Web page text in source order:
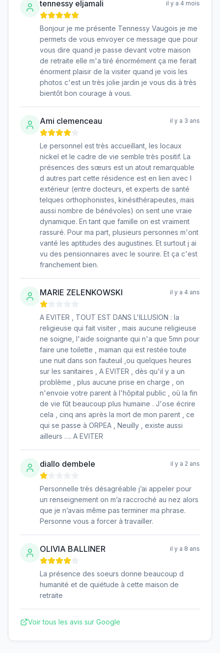
tennessy eljamali il y a 4 mois
Bonjour je me présente Tennessy Vaugois je me
permets de vous envoyer ce message que pour
vous dire quand je passe devant votre maison
de retraite elle m'a tiré énormément ça me ferait
énorment plaisir de la visiter quand je vois les
photos c'est un très jolie jardin je vous dis à très
bientôt bon courage à vous.
Ami clemenceau il y a 3 ans
Le personnel est très accueillant, les locaux
nickel et le cadre de vie semble très positif. La
présences des sœurs est un atout remarquable
d autres part cette résidence est en lien avec l
extérieur (entre docteurs, et experts de santé
telques orthophonistes, kinésithérapeutes, mais
aussi nombre de bénévoles) on sent une vraie
dynamique. En tant que famille on est vraiment
rassuré. Pour ma part, plusieurs personnes m'ont
vanté les aptitudes des augustines. Et surtout j ai
vu des pensionnaires avec le sourire. Et ça c'est
franchement bien.
MARIE ZELENKOWSKI il y a 4 ans
A EVITER , TOUT EST DANS L'ILLUSION : la
religieuse qui fait visiter , mais aucune religieuse
ne soigne, l'aide soignante qui n'a que 5mn pour
faire une toilette , maman qui est restée toute
une nuit dans son fauteuil ,ou quelques heures
sur les sanitaires , A EVITER , dès qu'il y a un
problème , plus aucune prise en charge , on
n'envoie votre parent à l'hôpital public , où la fin
de vie fût beaucoup plus humaine . J'ose écrire
cela , cinq ans après la mort de mon parent , ce
qui se passe à ORPEA , Neuilly , existe aussi
ailleurs …. A EVITER
diallo dembele il y a 2 ans
Personnelle très désagréable j’ai appeler pour
un renseignement on m’a raccroché au nez alors
que je n’avais même pas terminer ma phrase.
Personne vous a forcer à travailler.
OLIVIA BALLINER il y a 8 ans
La présence des soeurs donne beaucoup d
humanité et de quiétude à cette maison de
retraite
Voir tous les avis sur Google